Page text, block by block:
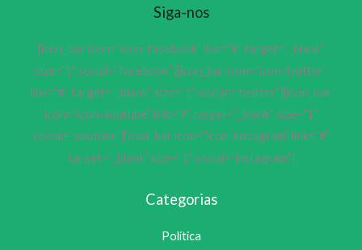
Siga-nos
[icon_bar icon=”icon-facebook” link=”#” target=”_blank”
size=”1″ social=”facebook”][icon_bar icon=”icon-twitter”
link=”#” target=”_blank” size=”1″ social=”twitter”][icon_bar
icon=”icon-youtube” link=”#” target=”_blank” size=”1″
social=”youtube”][icon_bar icon=”icon-instagram” link=”#”
target=”_blank” size=”1″ social=”instagram”]
Categorias
Política